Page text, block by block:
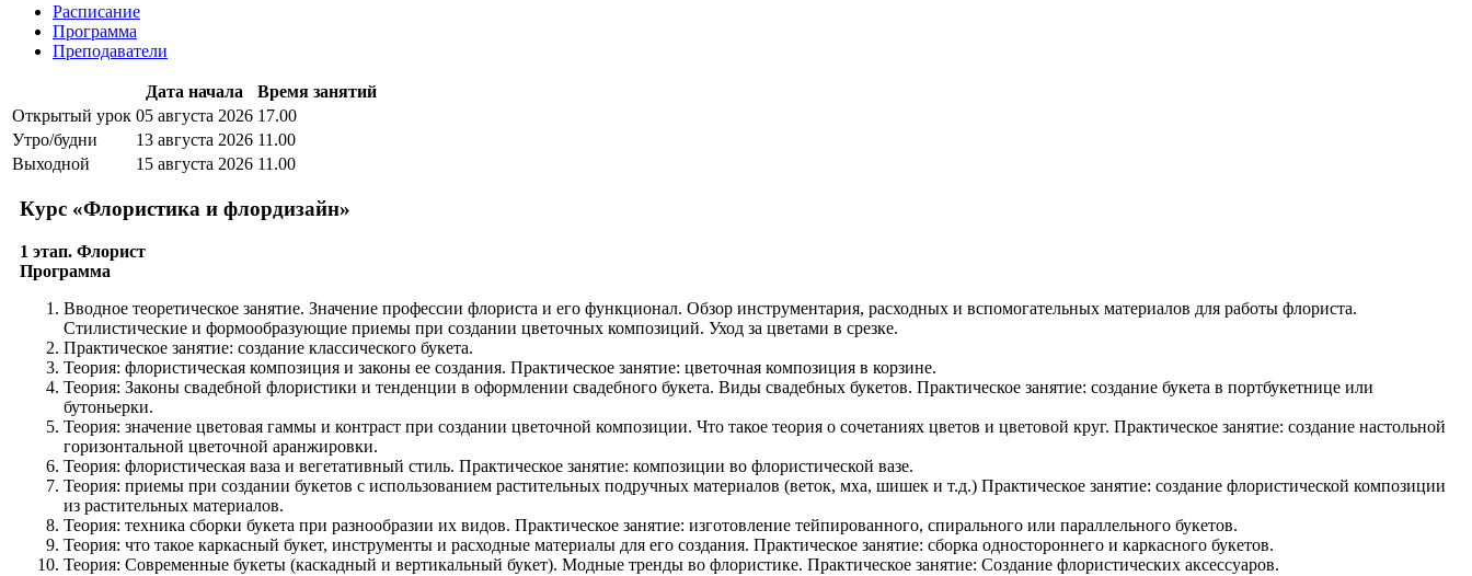
Расписание
Программа
Преподаватели
Дата начала
Время занятий
Открытый урок 05 августа 2026 17.00
Утро/будни
13 августа 2026 11.00
Выходной
15 августа 2026 11.00
Курс «Флористика и флордизайн»
1 этап. Флорист
Программа
Вводное теоретическое занятие. Значение профессии флориста и его функционал. Обзор инструментария, расходных и вспомогательных материалов для работы флориста.
Стилистические и формообразующие приемы при создании цветочных композиций. Уход за цветами в срезке.
Практическое занятие: создание классического букета.
Теория: флористическая композиция и законы ее создания. Практическое занятие: цветочная композиция в корзине.
Теория: Законы свадебной флористики и тенденции в оформлении свадебного букета. Виды свадебных букетов. Практическое занятие: создание букета в портбукетнице или
бутоньерки.
Теория: значение цветовая гаммы и контраст при создании цветочной композиции. Что такое теория о сочетаниях цветов и цветовой круг. Практическое занятие: создание настольной
горизонтальной цветочной аранжировки.
Теория: флористическая ваза и вегетативный стиль. Практическое занятие: композиции во флористической вазе.
Теория: приемы при создании букетов с использованием растительных подручных материалов (веток, мха, шишек и т.д.) Практическое занятие: создание флористической композиции
из растительных материалов.
Теория: техника сборки букета при разнообразии их видов. Практическое занятие: изготовление тейпированного, спирального или параллельного букетов.
Теория: что такое каркасный букет, инструменты и расходные материалы для его создания. Практическое занятие: сборка одностороннего и каркасного букетов.
Теория: Современные букеты (каскадный и вертикальный букет). Модные тренды во флористике. Практическое занятие: Создание флористических аксессуаров.